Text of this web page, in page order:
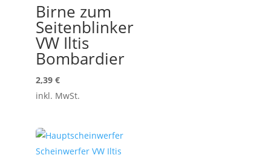
Birne zum
Seitenblinker
VW Iltis
Bombardier
2,39 €
inkl. MwSt.